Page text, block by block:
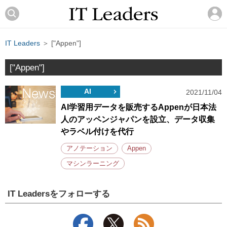
IT Leaders ＞ ["Appen"]
["Appen"]
AI 2021/11/04
AI学習用データを販売するAppenが日本法
人のアッペンジャパンを設立、データ収集
やラベル付けを代行
アノテーション Appen
マシンラーニング
IT Leadersをフォローする